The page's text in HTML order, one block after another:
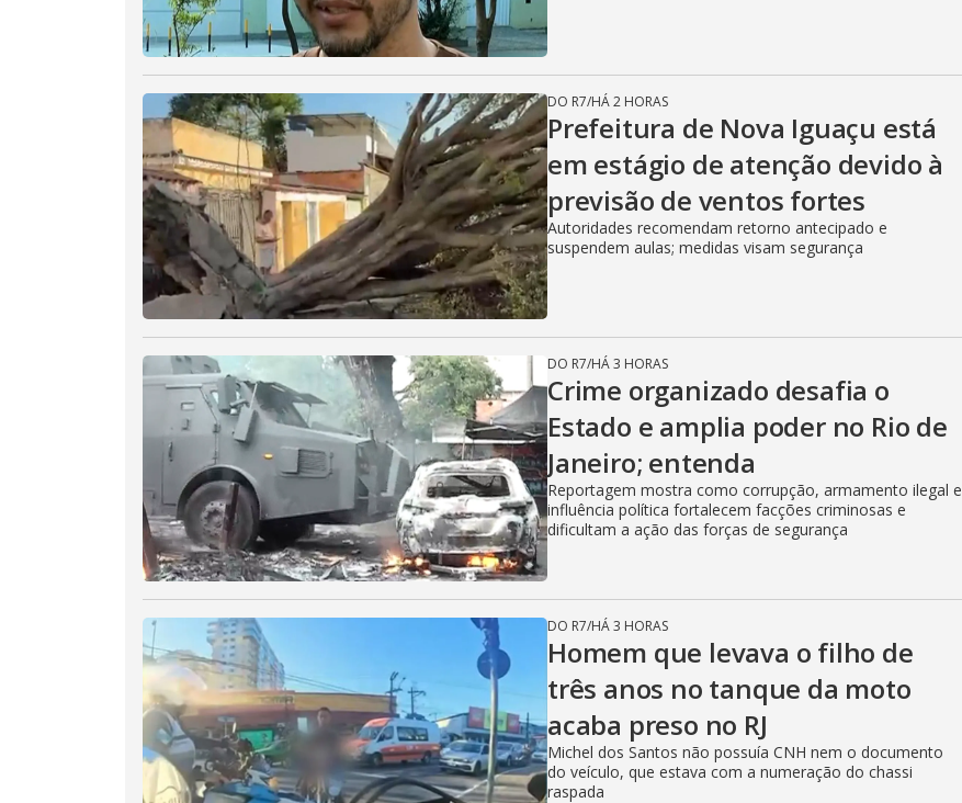
DO R7/HÁ 2 HORAS
Prefeitura de Nova Iguaçu está
em estágio de atenção devido à
previsão de ventos fortes
Autoridades recomendam retorno antecipado e
suspendem aulas; medidas visam segurança
DO R7/HÁ 3 HORAS
Crime organizado desafia o
Estado e amplia poder no Rio de
Janeiro; entenda
Reportagem mostra como corrupção, armamento ilegal e
influência política fortalecem facções criminosas e
dificultam a ação das forças de segurança
DO R7/HÁ 3 HORAS
Homem que levava o filho de
três anos no tanque da moto
acaba preso no RJ
Michel dos Santos não possuía CNH nem o documento
do veículo, que estava com a numeração do chassi
raspada